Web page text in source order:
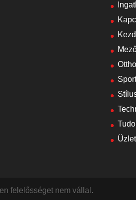
felelősséget nem vállal.